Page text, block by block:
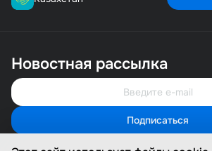
Новостная рассылка
Подписаться
Свяжитесь с
Мы онлайн и